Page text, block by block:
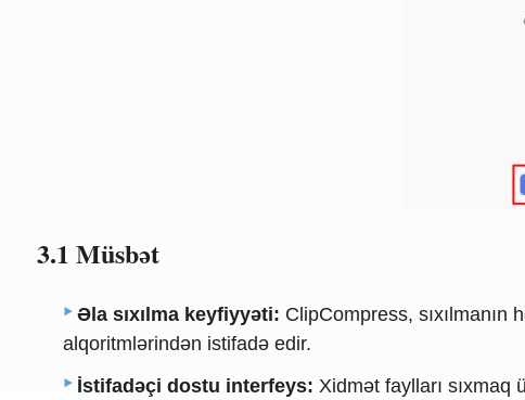
3.1 Müsbət
Əla sıxılma keyfiyyəti: ClipCompress,
alqoritmlərindən istifadə edir.
İstifadəçi dostu interfeys: Xidmət faylları